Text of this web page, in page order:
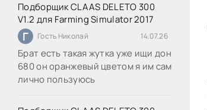
Подборщик CLAAS DELETO 300
V1.2 для Farming Simulator 2017
Г Гость Николай 14.07.26
Брат есть такая жутка уже ищи дон
680 он оранжевый цветом я им сам
лично пользуюсь